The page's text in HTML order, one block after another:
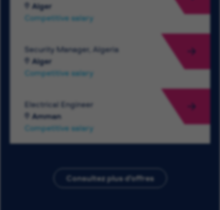
Alger
Competitive salary
Security Manager, Algeria
Alger
Competitive salary
Electrical Engineer
Amman
Competitive salary
Consultez plus d’offres